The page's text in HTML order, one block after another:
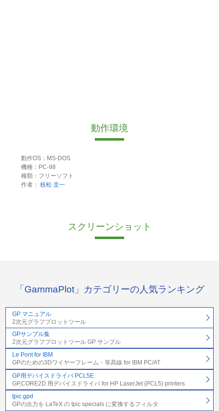
動作環境
動作OS：MS-DOS
機種：PC-98
種類：フリーソフト
作者： 枝松 圭一
スクリーンショット
「GammaPlot」カテゴリーの人気ランキング
GP マニュアル
2次元グラフプロットツール
GPサンプル集
2次元グラフプロットツール GP サンプル
Le Pont for IBM
GPのための3Dワイヤーフレーム・等高線 for IBM PC/AT
GP用デバイスドライバ PCL5E
GP,CORE2D 用デバイスドライバ for HP LaserJet (PCL5) printers
tpic.gpd
GPの出力を LaTeX の tpic specials に変換するフィルタ